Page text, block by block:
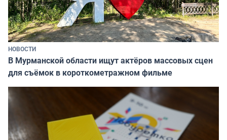
НОВОСТИ
В Мурманской области ищут актёров массовых сцен
для съёмок в короткометражном фильме